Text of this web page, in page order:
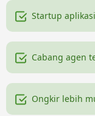
Startup
Cabang agen
Ongkir lebih